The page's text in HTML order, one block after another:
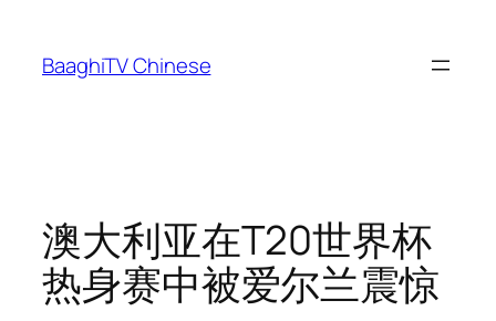
content
BaaghiTV Chinese
澳大利亚在T20世界杯
热身赛中被爱尔兰震惊